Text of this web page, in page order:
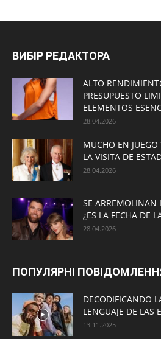
ВИБІР РЕДАКТОРА
ALTO
PRESUPUESTO
ELEMENTOS
28.04.2026
MUCHO EN
LA VISITA DE
28.04.2026
SE ARREMOLINAN
¿ES LA FECHA DE
28.04.2026
ПОПУЛЯРНІ
DECODIFICANDO
LENGUAJE DE LAS
13.11.2025